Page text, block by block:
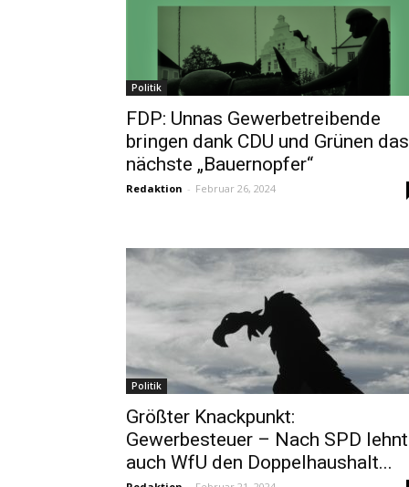
Politik
FDP: Unnas Gewerbetreibende
bringen dank CDU und Grünen das
nächste „Bauernopfer“
Redaktion - Februar 26, 2024
Politik
Größter Knackpunkt:
Gewerbesteuer – Nach SPD lehnt
auch WfU den Doppelhaushalt...